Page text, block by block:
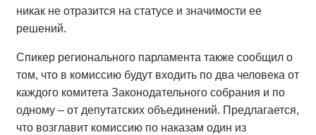
никак не отразится на статусе и значимости ее
решений.
Спикер регионального парламента также сообщил о
том, что в комиссию будут входить по два человека от
каждого комитета Законодательного собрания и по
одному – от депутатских объединений. Предлагается,
что возглавит комиссию по наказам один из